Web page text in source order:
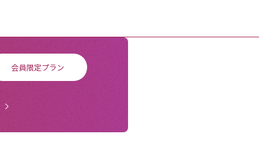
会員限定プラン